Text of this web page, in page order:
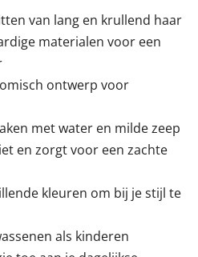
van lang en krullend haar
materialen voor een
ontwerp voor
met water en milde zeep
en zorgt voor een zachte
kleuren om bij je stijl te
als kinderen